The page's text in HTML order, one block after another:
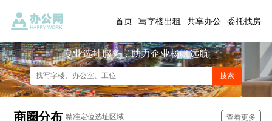
首页 写字楼出租 共享办公 委托找房
专业选址服务，助力企业杨帆远航
商圈分布 精准定位选址区域 查看更多